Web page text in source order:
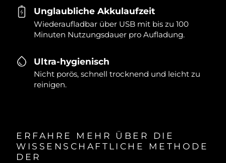
Unglaubliche Akkulaufzeit
Wiederaufladbar über USB mit bis zu 100
Minuten Nutzungsdauer pro Aufladung.
Ultra-hygienisch
Nicht porös, schnell trocknend und leicht zu
reinigen.
ERFAHRE MEHR ÜBER DIE
WISSENSCHAFTLICHE METHODE
DER